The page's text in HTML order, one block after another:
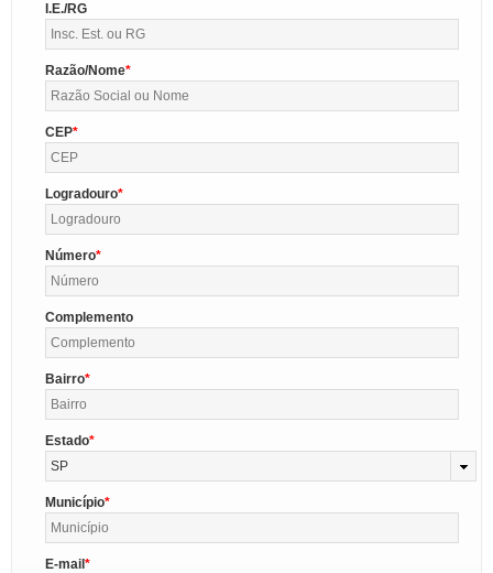
I.E./RG
Razão/Nome
CEP
Logradouro
Número
Complemento
Bairro
Estado
SP
Município
E-mail